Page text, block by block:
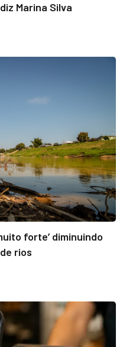
Marina Silva
forte’ diminuindo
rios